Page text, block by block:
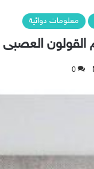
معلومات دوائية
القولون
0